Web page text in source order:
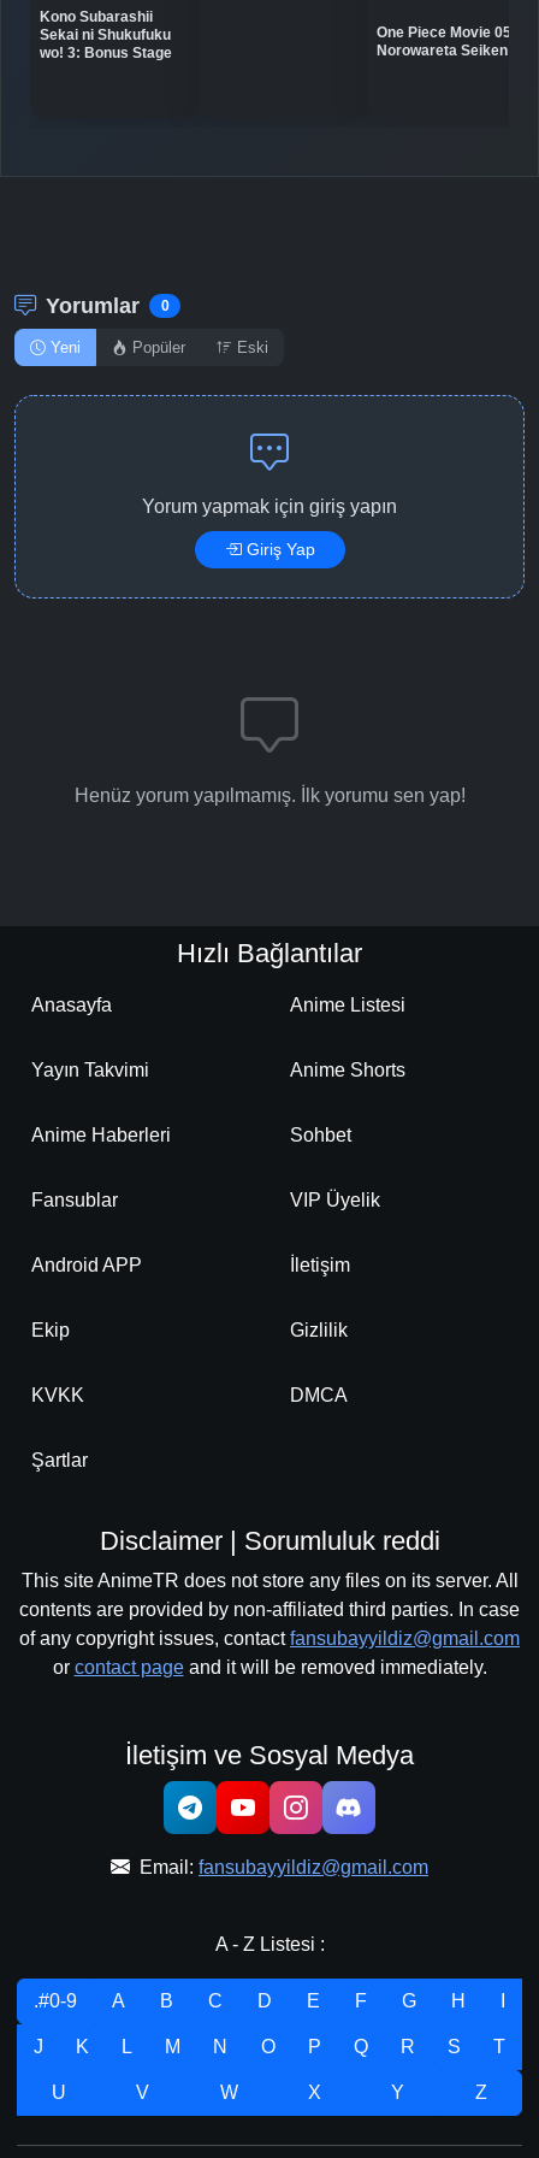
Bölüm No: 10 Detaylar İzle
Kono Subarashii
Sekai ni Shukufuku
wo! 3: Bonus Stage
One Piece Movie 05:
Norowareta Seiken
Yorumlar 0
Yeni Popüler Eski
Yorum yapmak için giriş yapın
Giriş Yap
Henüz yorum yapılmamış. İlk yorumu sen yap!
Hızlı Bağlantılar
Anasayfa Anime Listesi
Yayın Takvimi Anime Shorts
Anime Haberleri Sohbet
Fansublar VIP Üyelik
Android APP İletişim
Ekip Gizlilik
KVKK DMCA
Şartlar
Disclaimer | Sorumluluk reddi
This site AnimeTR does not store any files on its server. All
contents are provided by non-affiliated third parties. In case
of any copyright issues, contactfansubayyildiz@gmail.com
or contact pageand it will be removed immediately.
İletişim ve Sosyal Medya
Email: fansubayyildiz@gmail.com
A - Z Listesi :
.#0-9 A B C D E F G H
J K L M N O P Q R S T
U V W X Y Z